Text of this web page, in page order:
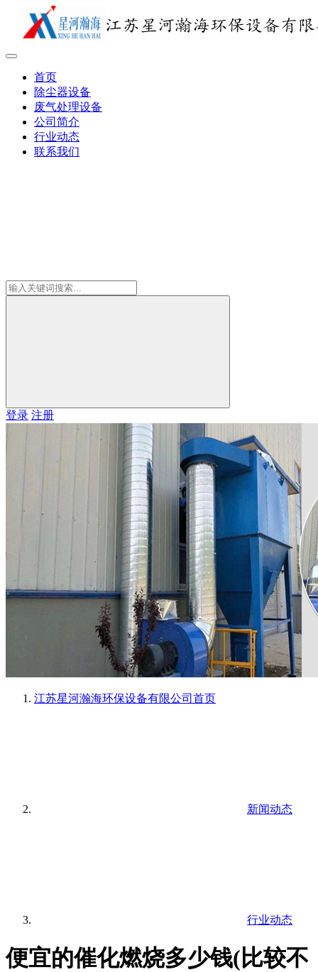
首页
除尘器设备
废气处理设备
公司简介
行业动态
联系我们
登录 注册
江苏星河瀚海环保设备有限公司 首页
新闻动态
行业动态
便宜的催化燃烧多少钱(比较不